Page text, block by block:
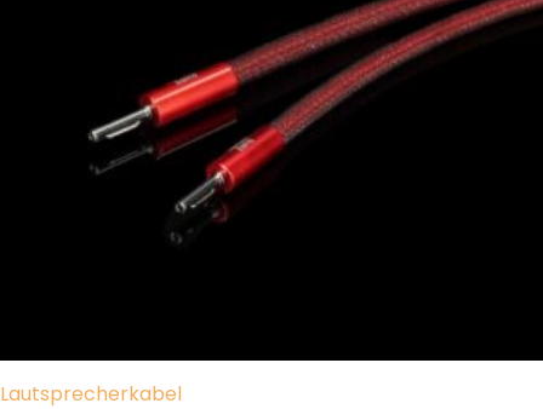
Lautsprecherkabel